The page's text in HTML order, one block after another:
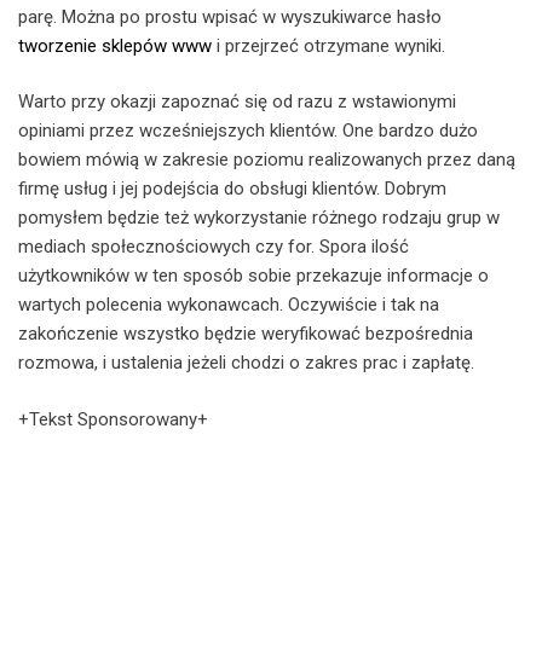
parę. Można po prostu wpisać w wyszukiwarce hasło
tworzenie sklepów www i przejrzeć otrzymane wyniki.
Warto przy okazji zapoznać się od razu z wstawionymi
opiniami przez wcześniejszych klientów. One bardzo dużo
bowiem mówią w zakresie poziomu realizowanych przez daną
firmę usług i jej podejścia do obsługi klientów. Dobrym
pomysłem będzie też wykorzystanie różnego rodzaju grup w
mediach społecznościowych czy for. Spora ilość
użytkowników w ten sposób sobie przekazuje informacje o
wartych polecenia wykonawcach. Oczywiście i tak na
zakończenie wszystko będzie weryfikować bezpośrednia
rozmowa, i ustalenia jeżeli chodzi o zakres prac i zapłatę.
+Tekst Sponsorowany+